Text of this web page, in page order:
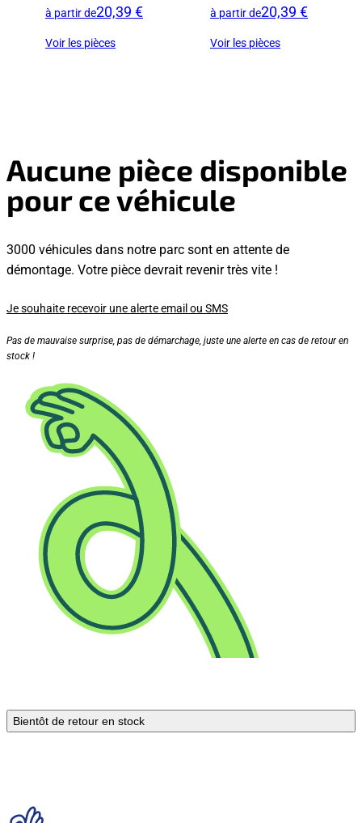
à partir de20,39 €
Voir les pièces
à partir de20,39 €
Voir les pièces
Aucune pièce disponible
pour ce véhicule
3000 véhicules dans notre parc sont en attente de
démontage. Votre pièce devrait revenir très vite !
Je souhaite recevoir une alerte email ou SMS
Pas de mauvaise surprise, pas de démarchage, juste une alerte en cas de retour en
stock !
Bientôt de retour en stock